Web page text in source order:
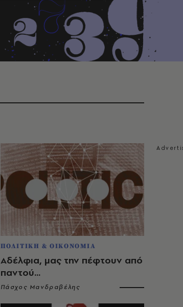
ΠΟΛΙΤΙΚΗ & ΟΙΚΟΝΟΜΙΑ
Αδέλφια, μας την πέφτουν από
παντού...
Πάσχος Μανδραβέλης